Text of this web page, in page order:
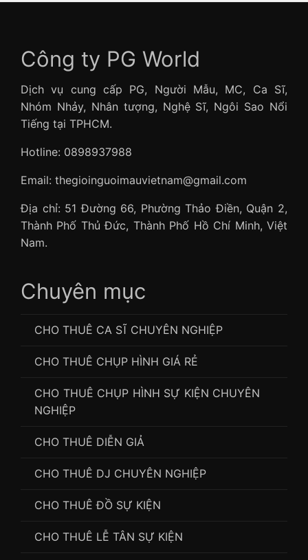
Công ty PG World
Dịch vụ cung cấp PG, Người Mẫu, MC, Ca Sĩ,
Nhóm Nhảy, Nhân tượng, Nghệ Sĩ, Ngôi Sao Nổi
Tiếng tại TPHCM.
Hotline: 0898937988
Email: thegioinguoimauvietnam@gmail.com
Địa chỉ: 51 Đường 66, Phường Thảo Điền, Quận 2,
Thành Phố Thủ Đức, Thành Phố Hồ Chí Minh, Việt
Nam.
Chuyên mục
CHO THUÊ CA SĨ CHUYÊN NGHIỆP
CHO THUÊ CHỤP HÌNH GIÁ RẺ
CHO THUÊ CHỤP HÌNH SỰ KIỆN CHUYÊN
NGHIỆP
CHO THUÊ DIỄN GIẢ
CHO THUÊ DJ CHUYÊN NGHIỆP
CHO THUÊ ĐỒ SỰ KIỆN
CHO THUÊ LỄ TÂN SỰ KIỆN